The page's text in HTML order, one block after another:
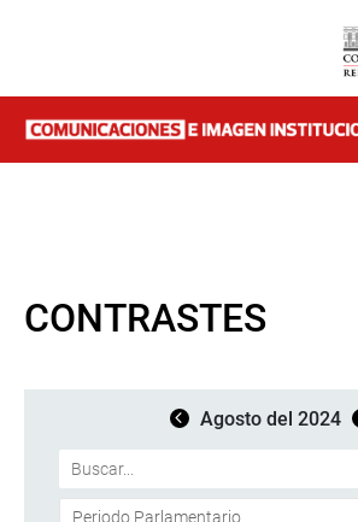
CONTRASTES
Agosto del 2024